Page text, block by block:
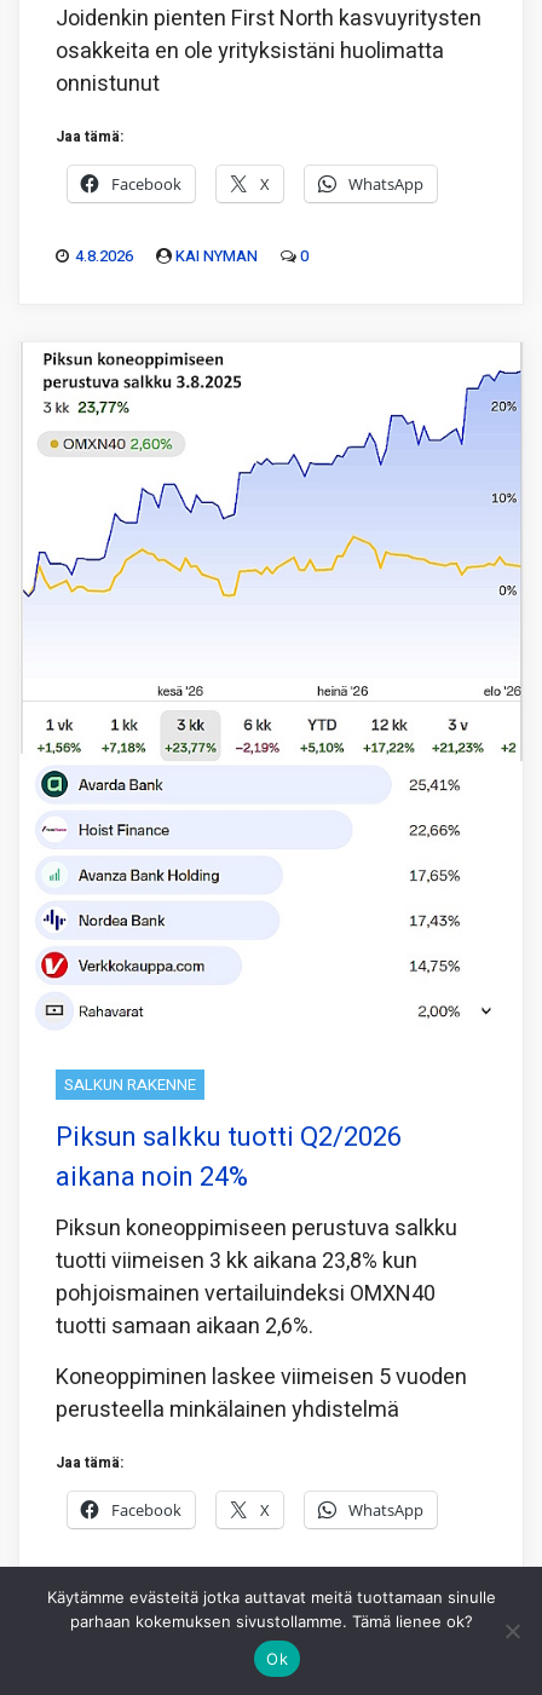
Joidenkin pienten First North kasvuyritysten
osakkeita en ole yrityksistäni huolimatta
onnistunut
Jaa tämä:
Facebook X WhatsApp
4.8.2026 KAI NYMAN 0
SALKUN RAKENNE
Piksun salkku tuotti Q2/2026
aikana noin 24%
Piksun koneoppimiseen perustuva salkku
tuotti viimeisen 3 kk aikana 23,8% kun
pohjoismainen vertailuindeksi OMXN40
tuotti samaan aikaan 2,6%.
Koneoppiminen laskee viimeisen 5 vuoden
perusteella minkälainen yhdistelmä
Jaa tämä:
Facebook X WhatsApp
Käytämme evästeitä jotka auttavat meitä tuottamaan sinulle
parhaan kokemuksen sivustollamme. Tämä lienee ok?
Ok